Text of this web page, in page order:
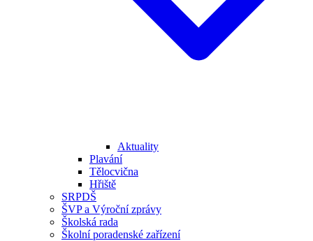
Aktuality
Plavání
Tělocvična
Hřiště
SRPDŠ
ŠVP a Výroční zprávy
Školská rada
Školní poradenské zařízení